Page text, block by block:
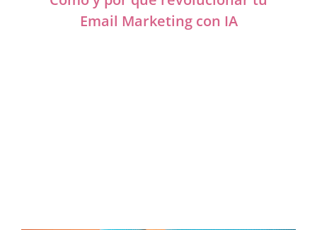
Email Marketing con IA